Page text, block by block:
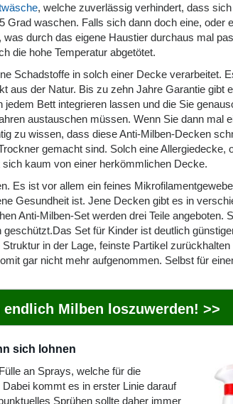
, welche zuverlässig verhindert, dass
Grad waschen. Falls sich dann doch eine, oder
was durch das eigene Haustier durchaus mal
die hohe Temperatur abgetötet.
Schadstoffe in solch einer Decke verarbeitet.
aus der Natur. Bis zu zehn Jahre Garantie gibt
jedem Bett integrieren lassen und die Sie
austauschen müssen. Wenn Sie dann mal
zu wissen, dass diese Anti-Milben-Decken
gemacht sind. Solch eine Allergiedecke,
sich kaum von einer herkömmlichen Decke.
Es ist vor allem ein feines
Gesundheit ist. Jene Decken gibt es in
Anti-Milben-Set werden drei Teile angeboten.
Set für Kinder ist deutlich
in der Lage, feinste Partikel
gar nicht mehr aufgenommen. Selbst für
Milben loszuwerden! >>
sich lohnen
an Sprays, welche für die
kommt es in erster Linie darauf
Sprühen sollte daher immer